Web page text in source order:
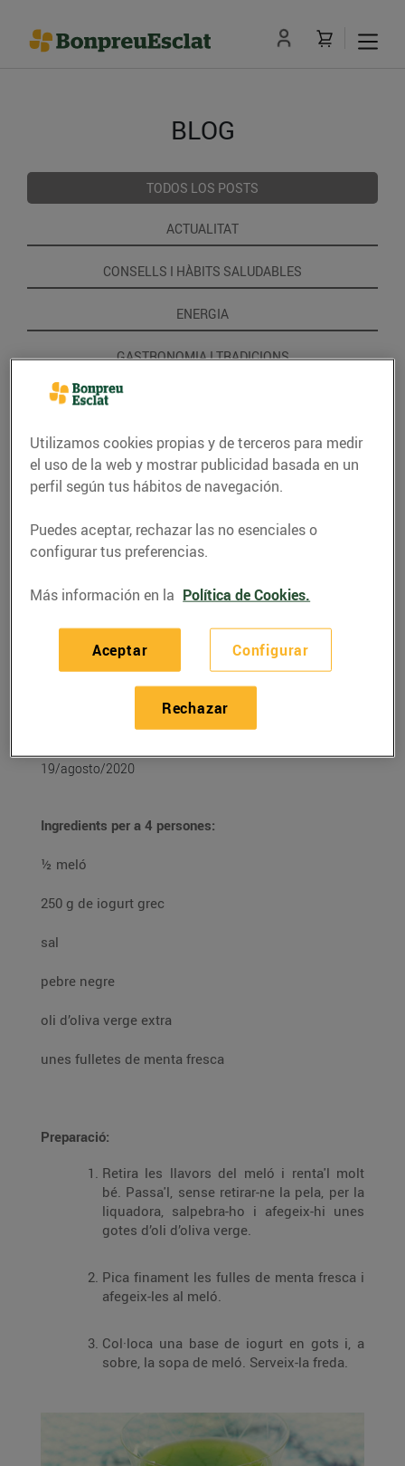
BLOG
TODOS LOS POSTS
ACTUALITAT
CONSELLS I HÀBITS SALUDABLES
ENERGIA
GASTRONOMIA I TRADICIONS
RECETAS
Sopa freda de meló
amb iogurt grec
19/agosto/2020
Ingredients per a 4 persones:
½ meló
250 g de iogurt grec
sal
pebre negre
oli d’oliva verge extra
unes fulletes de menta fresca
Preparació:
Retira les llavors del meló i renta'l molt
bé. Passa'l, sense retirar-ne la pela, per la
liquadora, salpebra-ho i afegeix-hi unes
gotes d’oli d’oliva verge.
Pica finament les fulles de menta fresca i
afegeix-les al meló.
Col·loca una base de iogurt en gots i, a
sobre, la sopa de meló. Serveix-la freda.
Utilizamos cookies propias y de terceros para medir
el uso de la web y mostrar publicidad basada en un
perfil según tus hábitos de navegación.
Puedes aceptar, rechazar las no esenciales o
configurar tus preferencias.
Más información en la Política de Cookies.
Configurar
Rechazar
Aceptar